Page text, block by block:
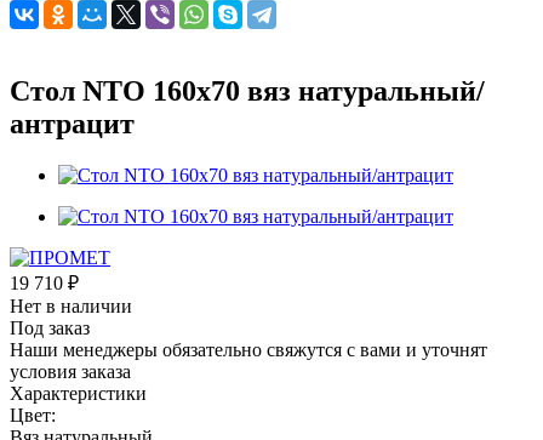
Стол NTO 160x70 вяз натуральный/
антрацит
19 710 ₽
Нет в наличии
Под заказ
Наши менеджеры обязательно свяжутся с вами и уточнят
условия заказа
Характеристики
Цвет: